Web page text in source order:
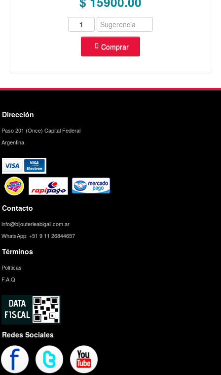
Comprar
Dirección
Paso 201 (Once) Capital Federal
Argentina
Contacto
info@bijouterieabigail.com.ar
WhatsApp: +51 9 11 26844657
Términos
Políticas
F.A.Q
Redes Sociales